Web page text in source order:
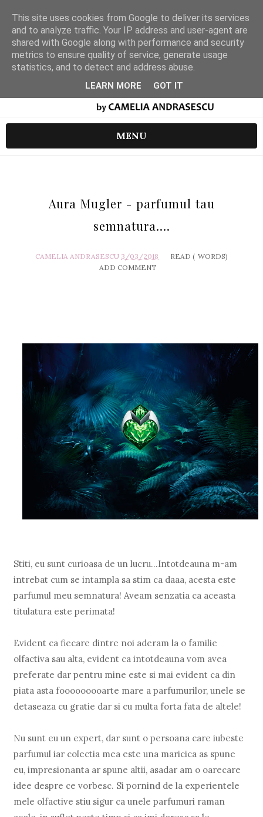
MENU
Aura Mugler - parfumul tau
semnatura....
CAMELIA ANDRASESCU 3/03/2018 READ ( WORDS)
ADD COMMENT
Stiti, eu sunt curioasa de un lucru...Intotdeauna m-am
intrebat cum se intampla sa stim ca daaa, acesta este
parfumul meu semnatura! Aveam senzatia ca aceasta
titulatura este perimata!
Evident ca fiecare dintre noi aderam la o familie
olfactiva sau alta, evident ca intotdeauna vom avea
preferate dar pentru mine este si mai evident ca din
piata asta fooooooooarte mare a parfumurilor, unele se
detaseaza cu gratie dar si cu multa forta fata de altele!
Nu sunt eu un expert, dar sunt o persoana care iubeste
parfumul iar colectia mea este una maricica as spune
eu, impresionanta ar spune altii, asadar am o oarecare
idee despre ce vorbesc. Si pornind de la experientele
mele olfactive stiu sigur ca unele parfumuri raman
This site uses cookies from Google to deliver its services
and to analyze traffic. Your IP address and user-agent are
shared with Google along with performance and security
metrics to ensure quality of service, generate usage
statistics, and to detect and address abuse.
LEARN MORE GOT IT